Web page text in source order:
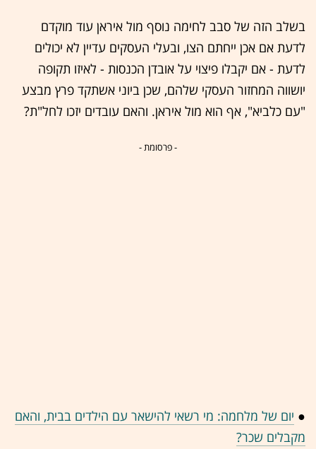
בשלב הזה של סבב לחימה נוסף מול איראן עוד מוקדם
לדעת אם אכן ייחתם הצו, ובעלי העסקים עדיין לא יכולים
לדעת - אם יקבלו פיצוי על אובדן הכנסות - לאיזו תקופה
יושווה המחזור העסקי שלהם, שכן ביוני אשתקד פרץ מבצע
"עם כלביא", אף הוא מול איראן. והאם עובדים יזכו לחל"ת?
- פרסומת -
● יום של מלחמה: מי רשאי להישאר עם הילדים בבית, והאם
מקבלים שכר?